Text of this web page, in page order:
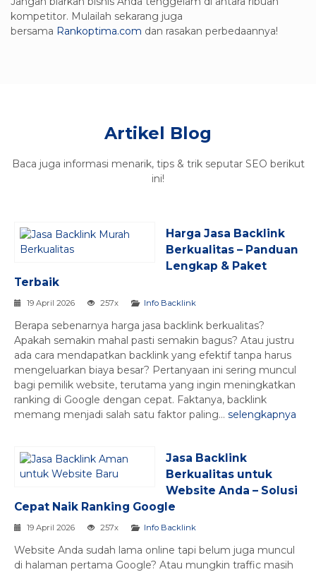
kompetitor. Mulailah sekarang juga
bersama Rankoptima.com dan rasakan perbedaannya!
Artikel Blog
Baca juga informasi menarik, tips & trik seputar SEO berikut
ini!
Harga Jasa Backlink
Berkualitas – Panduan
Lengkap & Paket
Terbaik
19 April 2026 257x Info Backlink
Berapa sebenarnya harga jasa backlink berkualitas?
Apakah semakin mahal pasti semakin bagus? Atau justru
ada cara mendapatkan backlink yang efektif tanpa harus
mengeluarkan biaya besar? Pertanyaan ini sering muncul
bagi pemilik website, terutama yang ingin meningkatkan
ranking di Google dengan cepat. Faktanya, backlink
memang menjadi salah satu faktor paling... selengkapnya
Jasa Backlink
Berkualitas untuk
Website Anda – Solusi
Cepat Naik Ranking Google
19 April 2026 257x Info Backlink
Website Anda sudah lama online tapi belum juga muncul
di halaman pertama Google? Atau mungkin traffic masih